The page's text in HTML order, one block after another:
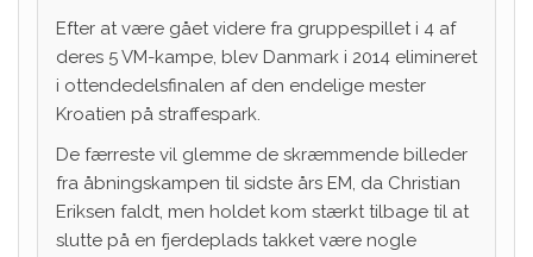
Efter at være gået videre fra gruppespillet i 4 af
deres 5 VM-kampe, blev Danmark i 2014 elimineret
i ottendedelsfinalen af ​​den endelige mester
Kroatien på straffespark.
De færreste vil glemme de skræmmende billeder
fra åbningskampen til sidste års EM, da Christian
Eriksen faldt, men holdet kom stærkt tilbage til at
slutte på en fjerdeplads takket være nogle